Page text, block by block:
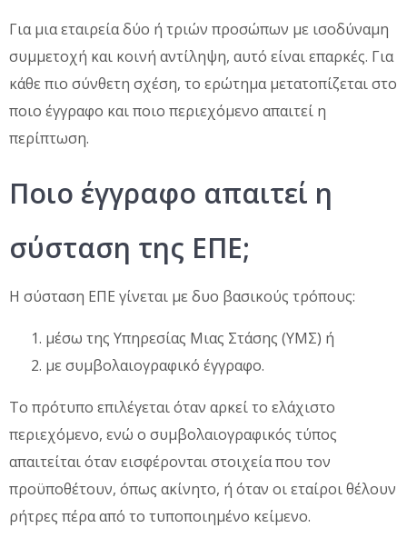
Για μια εταιρεία δύο ή τριών προσώπων με ισοδύναμη
συμμετοχή και κοινή αντίληψη, αυτό είναι επαρκές. Για
κάθε πιο σύνθετη σχέση, το ερώτημα μετατοπίζεται στο
ποιο έγγραφο και ποιο περιεχόμενο απαιτεί η
περίπτωση.
Ποιο έγγραφο απαιτεί η
σύσταση της ΕΠΕ;
Η σύσταση ΕΠΕ γίνεται με δυο βασικούς τρόπους:
μέσω της Υπηρεσίας Μιας Στάσης (ΥΜΣ) ή
με συμβολαιογραφικό έγγραφο.
Το πρότυπο επιλέγεται όταν αρκεί το ελάχιστο
περιεχόμενο, ενώ ο συμβολαιογραφικός τύπος
απαιτείται όταν εισφέρονται στοιχεία που τον
προϋποθέτουν, όπως ακίνητο, ή όταν οι εταίροι θέλουν
ρήτρες πέρα από το τυποποιημένο κείμενο.